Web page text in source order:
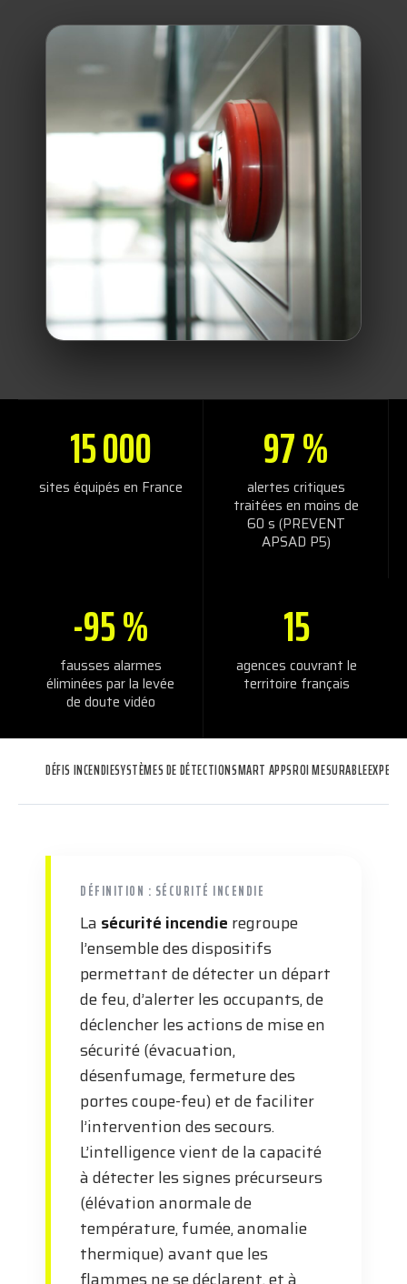
15 000
sites équipés en France
97 %
alertes critiques
traitées en moins de
60 s (PREVENT
APSAD P5)
-95 %
fausses alarmes
éliminées par la levée
de doute vidéo
15
agences couvrant le
territoire français
DÉFIS INCENDIESYSTÈMES DE DÉTECTIONSMART APPSROI MESURABLE
DÉFINITION : SÉCURITÉ INCENDIE
La sécurité incendie regroupe
l’ensemble des dispositifs
permettant de détecter un départ
de feu, d’alerter les occupants, de
déclencher les actions de mise en
sécurité (évacuation,
désenfumage, fermeture des
portes coupe-feu) et de faciliter
l’intervention des secours.
L’intelligence vient de la capacité
à détecter les signes précurseurs
(élévation anormale de
température, fumée, anomalie
thermique) avant que les